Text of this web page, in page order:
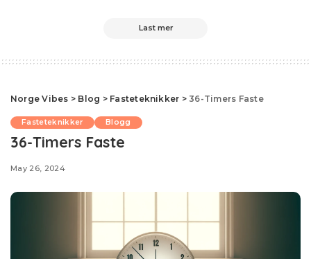
Last mer
Norge Vibes > Blog > Fasteteknikker > 36-Timers Faste
Fasteteknikker Blogg
36-Timers Faste
May 26, 2024